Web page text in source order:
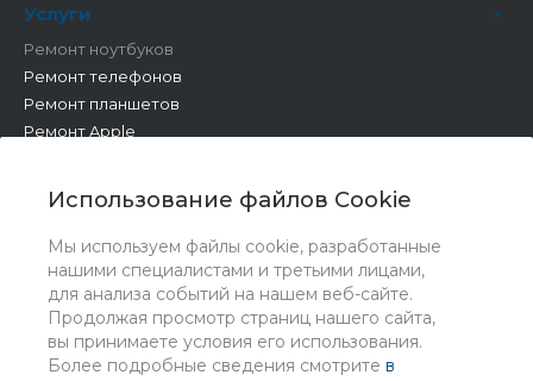
Использование файлов Cookie
Мы используем файлы cookie, разработанные
нашими специалистами и третьими лицами,
для анализа событий на нашем веб-сайте.
Продолжая просмотр страниц нашего сайта,
вы принимаете условия его использования.
Более подробные сведения смотрите в
Услуги
Ремонт ноутбуков
Ремонт телефонов
Ремонт планшетов
Ремонт Apple